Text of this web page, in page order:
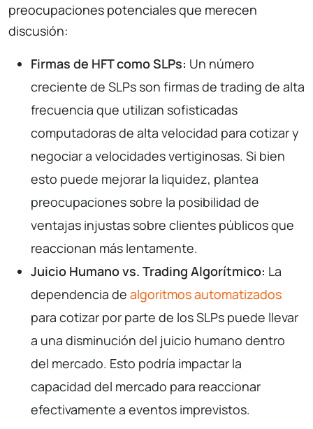
preocupaciones potenciales que merecen
discusión:
Firmas de HFT como SLPs: Un número
creciente de SLPs son firmas de trading de alta
frecuencia que utilizan sofisticadas
computadoras de alta velocidad para cotizar y
negociar a velocidades vertiginosas. Si bien
esto puede mejorar la liquidez, plantea
preocupaciones sobre la posibilidad de
ventajas injustas sobre clientes públicos que
reaccionan más lentamente.
Juicio Humano vs. Trading Algorítmico: La
dependencia de algoritmos automatizados
para cotizar por parte de los SLPs puede llevar
a una disminución del juicio humano dentro
del mercado. Esto podría impactar la
capacidad del mercado para reaccionar
efectivamente a eventos imprevistos.